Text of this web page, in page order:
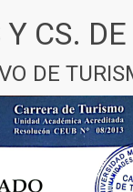
CS.
DE